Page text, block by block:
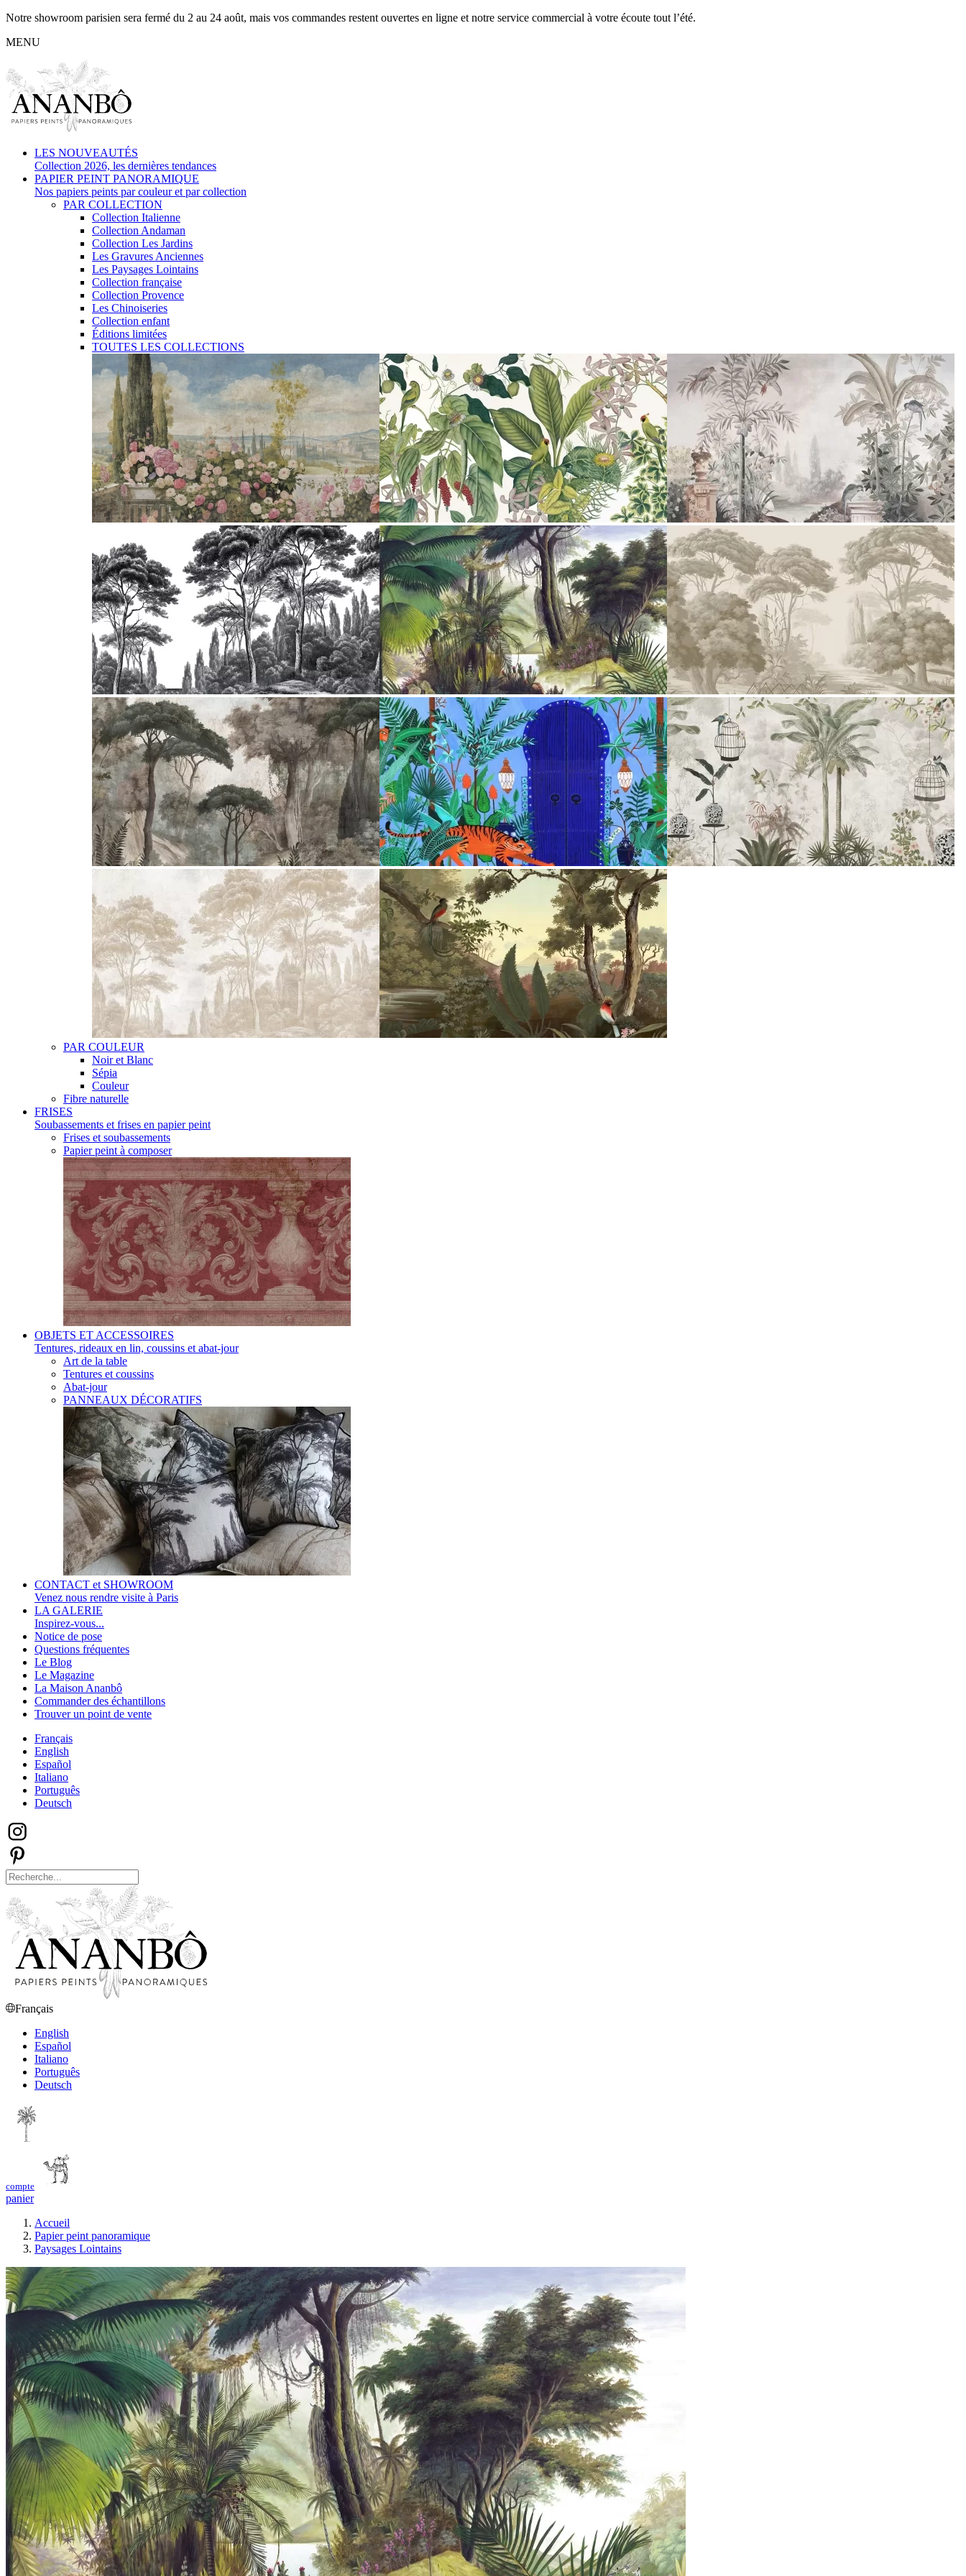
Notre showroom parisien sera fermé du 2 au 24 août, mais vos commandes restent ouvertes en ligne et notre service commercial à votre écoute tout l’été.
MENU
LES NOUVEAUTÉS
Collection 2026, les dernières tendances
PAPIER PEINT PANORAMIQUE
Nos papiers peints par couleur et par collection
PAR COLLECTION
Collection Italienne
Collection Andaman
Collection Les Jardins
Les Gravures Anciennes
Les Paysages Lointains
Collection française
Collection Provence
Les Chinoiseries
Collection enfant
Éditions limitées
TOUTES LES COLLECTIONS
PAR COULEUR
Noir et Blanc
Sépia
Couleur
Fibre naturelle
FRISES
Soubassements et frises en papier peint
Frises et soubassements
Papier peint à composer
OBJETS ET ACCESSOIRES
Tentures, rideaux en lin, coussins et abat-jour
Art de la table
Tentures et coussins
Abat-jour
PANNEAUX DÉCORATIFS
CONTACT et SHOWROOM
Venez nous rendre visite à Paris
LA GALERIE
Inspirez-vous...
Notice de pose
Questions fréquentes
Le Blog
Le Magazine
La Maison Ananbô
Commander des échantillons
Trouver un point de vente
Français
English
Español
Italiano
Português
Deutsch
Français
English
Español
Italiano
Português
Deutsch
compte
panier
Accueil
Papier peint panoramique
Paysages Lointains